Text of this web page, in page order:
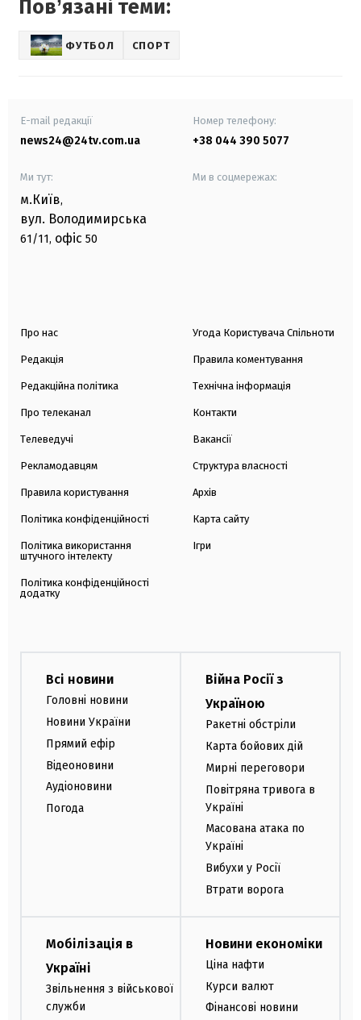
Повʼязані теми:
ФУТБОЛ СПОРТ
E-mail редакції
news24@24tv.com.ua
Номер телефону:
+38 044 390 5077
Ми тут:
м.Київ,
вул. Володимирська
61/11, офіс 50
Ми в соцмережах:
Про нас
Редакція
Редакційна політика
Про телеканал
Телеведучі
Рекламодавцям
Правила користування
Політика конфіденційності
Політика використання
штучного інтелекту
Політика конфіденційності
додатку
Угода Користувача Спільноти
Правила коментування
Технічна інформація
Контакти
Вакансії
Структура власності
Архів
Карта сайту
Ігри
Всі новини
Головні новини
Новини України
Прямий ефір
Відеоновини
Аудіоновини
Погода
Війна Росії з
Україною
Ракетні обстріли
Карта бойових дій
Мирні переговори
Повітряна тривога в
Україні
Масована атака по
Україні
Вибухи у Росії
Втрати ворога
Мобілізація в
Україні
Звільнення з військової
служби
Новини економіки
Ціна нафти
Курси валют
Фінансові новини